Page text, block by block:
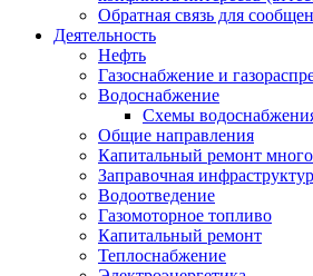
Обратная связь для
Деятельность
Нефть
Газоснабжение и
Водоснабжение
Схемы
Общие направления
Капитальный ремонт
Заправочная
Водоотведение
Газомоторное топливо
Капитальный ремонт
Теплоснабжение